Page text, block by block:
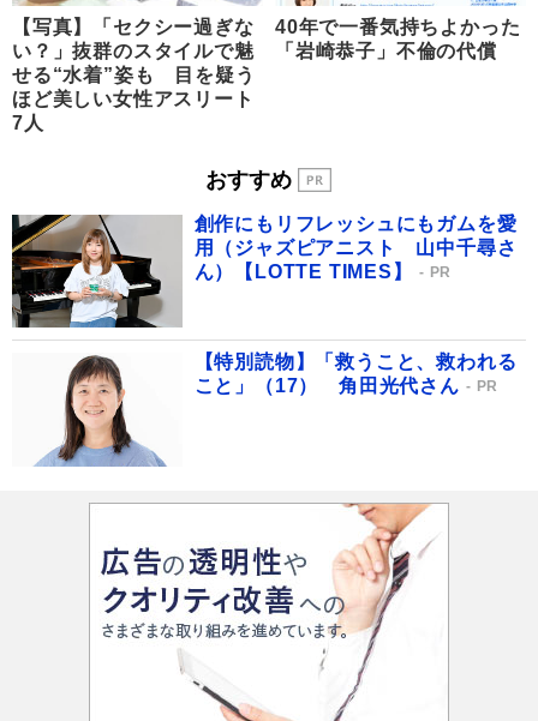
【写真】「セクシー過ぎな
い？」抜群のスタイルで魅
せる“水着”姿も 目を疑う
ほど美しい女性アスリート
7人
40年で一番気持ちよかった
「岩崎恭子」不倫の代償
おすすめ
創作にもリフレッシュにもガムを愛
用（ジャズピアニスト 山中千尋さ
ん）【LOTTE TIMES】
PR
【特別読物】「救うこと、救われる
こと」（17） 角田光代さん
PR